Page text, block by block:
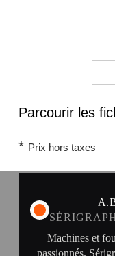
Parcourir les
* Prix hors taxes
Machines et
passionnés.